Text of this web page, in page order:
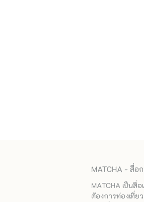
MATCHA - สื่
MATCHA เป็น
ต้องการท่องเที่